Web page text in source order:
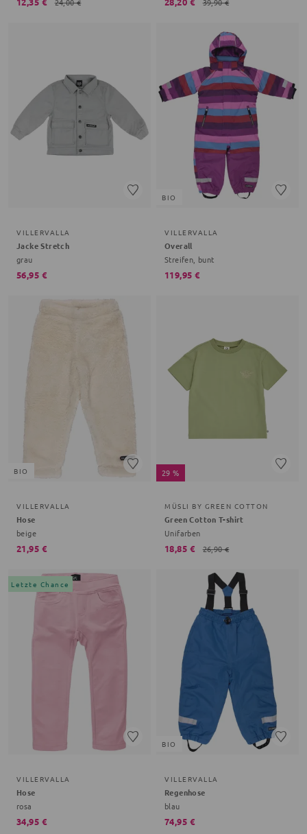
VILLERVALLA
Jacke Stretch
grau
56,95 €
BIO
VILLERVALLA
Overall
Streifen, bunt
119,95 €
BIO
VILLERVALLA
Hose
beige
21,95 €
29 %
MÜSLI BY GREEN COTTON
Green Cotton T-shirt
Unifarben
18,85 € 26,90 €
Letzte Chance
VILLERVALLA
Hose
rosa
34,95 €
BIO
VILLERVALLA
Regenhose
blau
74,95 €